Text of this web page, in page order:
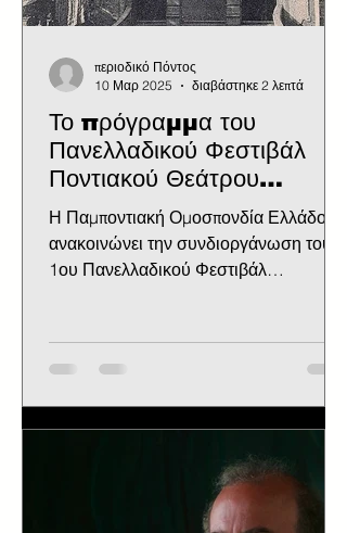
Το πρόγραμμα του
Πανελλαδικού Φεστιβάλ
Ποντιακού Θεάτρου
Παμποντιακής
Ομοσπονδίας Ελλάδος
Η Παμποντιακή Ομοσπονδία Ελλάδος
ανακοινώνει την συνδιοργάνωση του
1ου Πανελλαδικού Φεστιβάλ
περιοδικό Πόντος
10 Μαρ 2025
διαβάστηκε 2 λεπτά